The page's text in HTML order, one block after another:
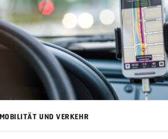
MOBILITÄT UND VERKEHR